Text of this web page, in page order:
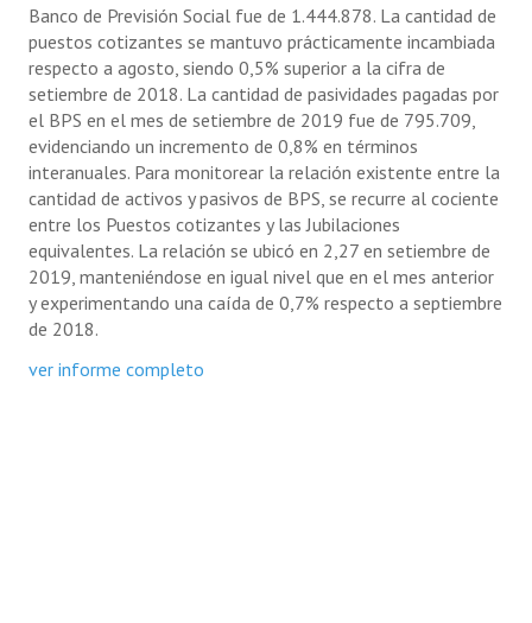
Banco de Previsión Social fue de 1.444.878. La cantidad de
puestos cotizantes se mantuvo prácticamente incambiada
respecto a agosto, siendo 0,5% superior a la cifra de
setiembre de 2018. La cantidad de pasividades pagadas por
el BPS en el mes de setiembre de 2019 fue de 795.709,
evidenciando un incremento de 0,8% en términos
interanuales. Para monitorear la relación existente entre la
cantidad de activos y pasivos de BPS, se recurre al cociente
entre los Puestos cotizantes y las Jubilaciones
equivalentes. La relación se ubicó en 2,27 en setiembre de
2019, manteniéndose en igual nivel que en el mes anterior
y experimentando una caída de 0,7% respecto a septiembre
de 2018.
ver informe completo